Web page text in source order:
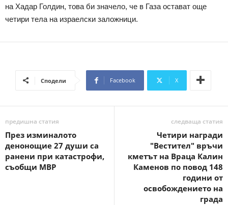
на Хадар Голдин, това би значело, че в Газа остават още
четири тела на израелски заложници.
Сподели Facebook X
предишна статия
През изминалото
денонощие 27 души са
ранени при катастрофи,
съобщи МВР
следваща статия
Четири награди
"Вестител" връчи
кметът на Враца Калин
Каменов по повод 148
години от
освобождението на
града